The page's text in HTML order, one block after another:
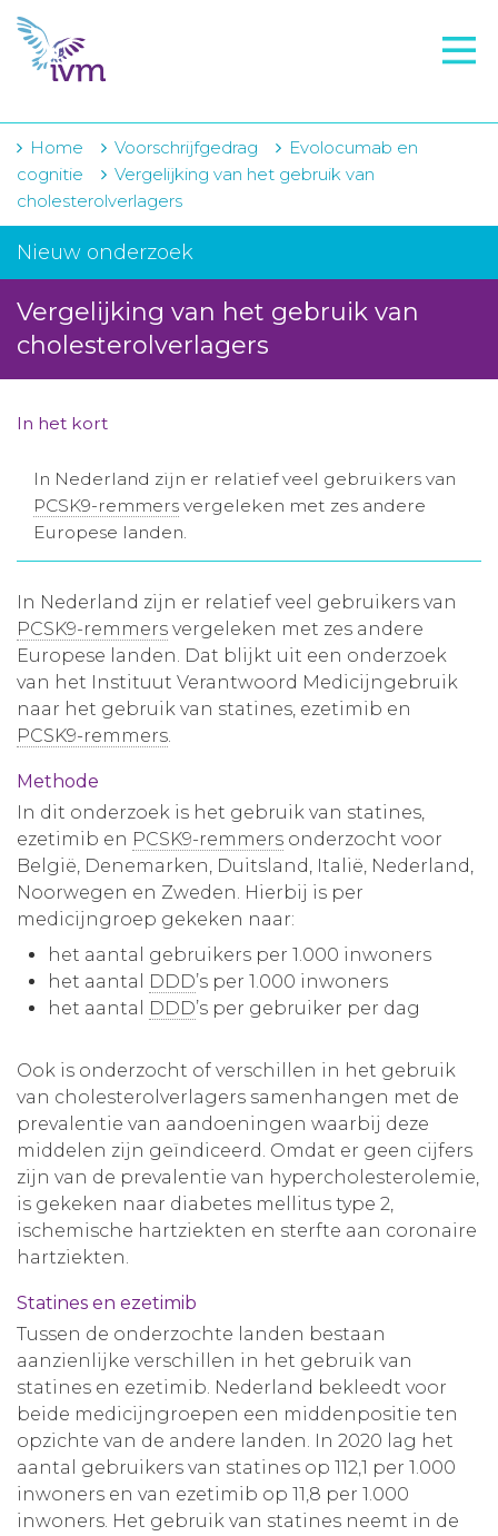
VMI
FTO voorbereiding
IVM-academie
Zorginstellingen
Projecten
Over IVM
Actueel
Contact
Winkelwagentje
Aanmelden nieuwsbrief
Inloggen
Toegang leeromgeving
Home Voorschrijfgedrag
Evolocumab en
cognitie
Vergelijking van het gebruik van
cholesterolverlagers
Nieuw onderzoek
Vergelijking van het gebruik van
cholesterolverlagers
In het kort
In Nederland zijn er relatief veel gebruikers van
PCSK9-remmers vergeleken met zes andere
Europese landen.
In Nederland zijn er relatief veel gebruikers van
PCSK9-remmers vergeleken met zes andere
Europese landen. Dat blijkt uit een onderzoek
van het Instituut Verantwoord Medicijngebruik
naar het gebruik van statines, ezetimib en
PCSK9-remmers.
Methode
In dit onderzoek is het gebruik van statines,
ezetimib en PCSK9-remmers onderzocht voor
België, Denemarken, Duitsland, Italië, Nederland,
Noorwegen en Zweden. Hierbij is per
medicijngroep gekeken naar:
het aantal gebruikers per 1.000 inwoners
het aantal
DDD’s per 1.000 inwoners
het aantal
DDD’s per gebruiker per dag
Ook is onderzocht of verschillen in het gebruik
van cholesterolverlagers samenhangen met de
prevalentie van aandoeningen waarbij deze
middelen zijn geïndiceerd. Omdat er geen cijfers
zijn van de prevalentie van hypercholesterolemie,
is gekeken naar diabetes mellitus type 2,
ischemische hartziekten en sterfte aan coronaire
hartziekten.
Statines en ezetimib
Tussen de onderzochte landen bestaan
aanzienlijke verschillen in het gebruik van
statines en ezetimib. Nederland bekleedt voor
beide medicijngroepen een middenpositie ten
opzichte van de andere landen. In 2020 lag het
aantal gebruikers van statines op 112,1 per 1.000
inwoners en van ezetimib op 11,8 per 1.000
inwoners. Het gebruik van statines neemt in de